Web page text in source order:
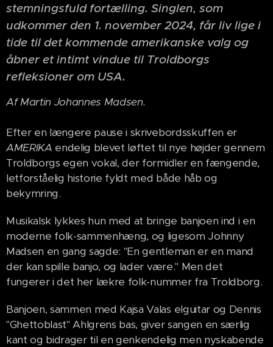
stemningsfuld fortælling. Singlen, som
udkommer den 1. november 2024, får liv lige i
tide til det kommende amerikanske valg og
åbner et intimt vindue til Troldborgs
refleksioner om USA.
Af Martin Johannes Madsen.
Efter en længere pause i skrivebordsskuffen er
AMERIKA endelig blevet løftet til nye højder gennem
Troldborgs egen vokal, der formidler en fængende,
letforståelig historie fyldt med både håb og
bekymring.
Musikalsk lykkes hun med at bringe banjoen ind i en
moderne folk-sammenhæng, og ligesom Johnny
Madsen en gang sagde: "En gentleman er en mand
der kan spille banjo, og lader være." Men det
fungerer i det her lækre folk-nummer fra Troldborg.
Banjoen, sammen med Kajsa Valas elguitar og Dennis
"Ghettoblast" Ahlgrens bas, giver sangen en særlig
kant og bidrager til en genkendelig men nyskabende